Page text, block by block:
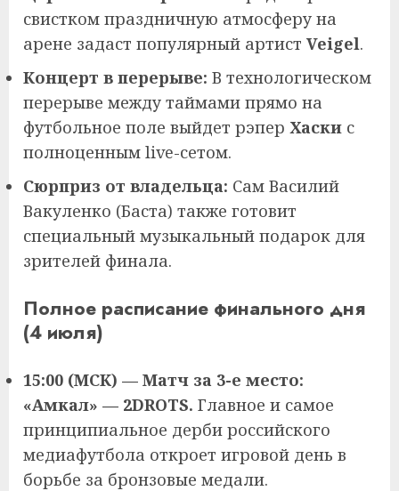
свистком праздничную атмосферу на
арене задаст популярный артист Veigel.
Концерт в перерыве: В технологическом
перерыве между таймами прямо на
футбольное поле выйдет рэпер Хаски с
полноценным live-сетом.
Сюрприз от владельца: Сам Василий
Вакуленко (Баста) также готовит
специальный музыкальный подарок для
зрителей финала.
Полное расписание финального дня
(4 июля)
15:00 (МСК) — Матч за 3-е место:
«Амкал» — 2DROTS. Главное и самое
принципиальное дерби российского
медиафутбола откроет игровой день в
борьбе за бронзовые медали.